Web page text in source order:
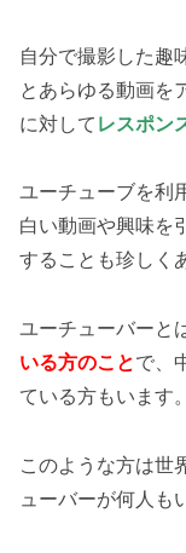
自分で撮影した趣
とあらゆる動画を
に対して レスポン
ユーチューブを利
白い動画や興味を
することも珍しく
ユーチューバーと
いる方のことで、
ている方もいます。
このような方は世
ューバーが何人も